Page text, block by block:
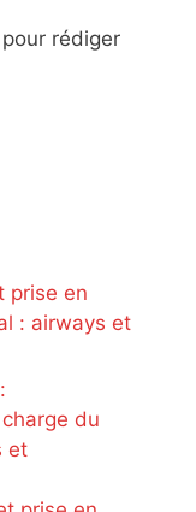
pour rédiger
prise en
: airways et
du
et